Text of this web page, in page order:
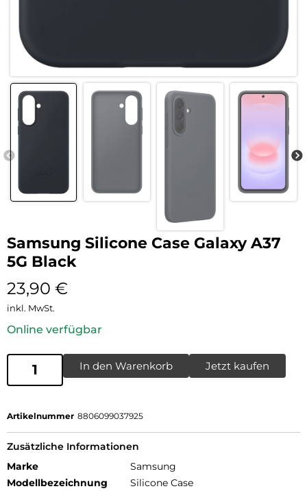
Samsung Silicone Case Galaxy A37
5G Black
23,90 €
inkl. MwSt.
Online verfügbar
In den Warenkorb Jetzt kaufen
Artikelnummer 8806099037925
Zusätzliche Informationen
Marke
Samsung
Modellbezeichnung
Silicone Case